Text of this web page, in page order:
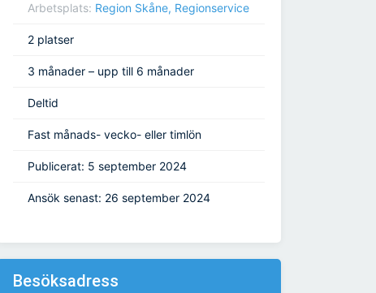
Arbetsplats: Region Skåne, Regionservice
2 platser
3 månader – upp till 6 månader
Deltid
Fast månads- vecko- eller timlön
Publicerat: 5 september 2024
Ansök senast: 26 september 2024
Besöksadress